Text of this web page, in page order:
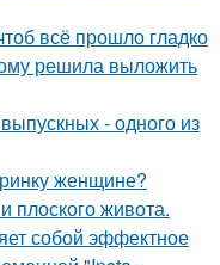
всё прошло гладко
решила выложить
- одного из
женщине?
плоского живота.
собой эффектное